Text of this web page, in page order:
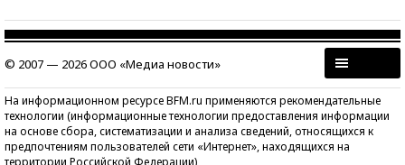
© 2007 — 2026 ООО «Медиа новости»
На информационном ресурсе BFM.ru применяются рекомендательные
технологии (информационные технологии предоставления информации
на основе сбора, систематизации и анализа сведений, относящихся к
предпочтениям пользователей сети «Интернет», находящихся на